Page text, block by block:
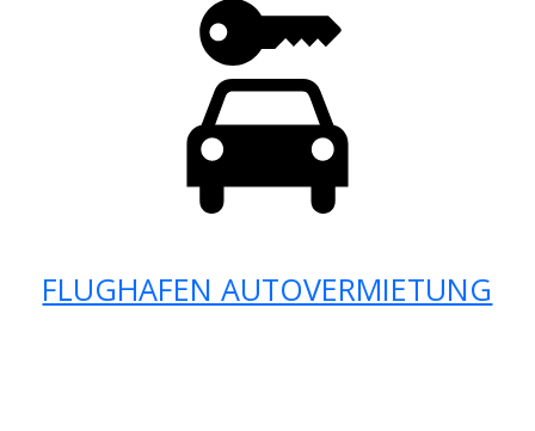
FLUGHAFEN AUTOVERMIETUNG